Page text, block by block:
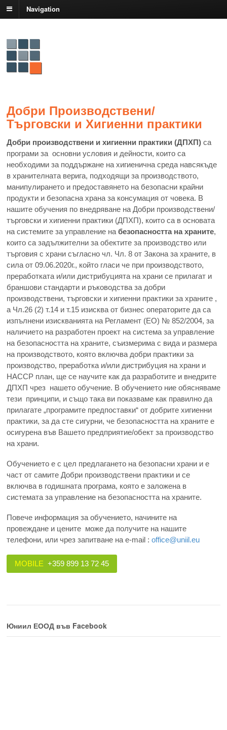
Navigation
Добри Производствени/
Търговски и Хигиенни практики
Добри производствени и хигиенни практики (ДПХП) са
програми за основни условия и дейности, които са
необходими за поддържане на хигиенична среда навсякъде
в хранителната верига, подходящи за производството,
манипулирането и предоставянето на безопасни крайни
продукти и безопасна храна за консумация от човека. В
нашите обучения по внедряване на Добри производствени/
търговски и хигиенни практики (ДПХП), които са в основата
на системите за управление на безопасността на храните,
които са задължителни за обектите за производство или
търговия с храни съгласно чл. Чл. 8 от Закона за храните, в
сила от 09.06.2020г., който гласи че при производството,
преработката и/или дистрибуцията на храни се прилагат и
браншови стандарти и ръководства за добри
производствени, търговски и хигиенни практики за храните ,
а Чл.26 (2) т.14 и т.15 изисква от бизнес операторите да са
изпълнени изискванията на Регламент (ЕО) № 852/2004, за
наличието на разработен проект на система за управление
на безопасността на храните, съизмерима с вида и размера
на производството, която включва добри практики за
производство, преработка и/или дистрибуция на храни и
HACCP план, ще се научите как да разработите и внедрите
ДПХП чрез нашето обучение. В обучението ние обясняваме
тези принципи, и също така ви показваме как правилно да
прилагате „прoграмите предпоставки“ от добрите хигиенни
практики, за да сте сигурни, че безопасността на храните е
осигурена във Вашето предприятие/обект за производство
на храни.
Обучението е с цел предлагането на безопасни храни и е
част от самите Добри производствени практики и се
включва в годишната програма, която е заложена в
системата за управление на безопасността на храните.
Повече информация за обучението, начините на
провеждане и цените може да получите на нашите
телефони, или чрез запитване на e-mail : office@uniil.eu
MOBILE +359 899 13 72 45
Юниил ЕООД във Facebook